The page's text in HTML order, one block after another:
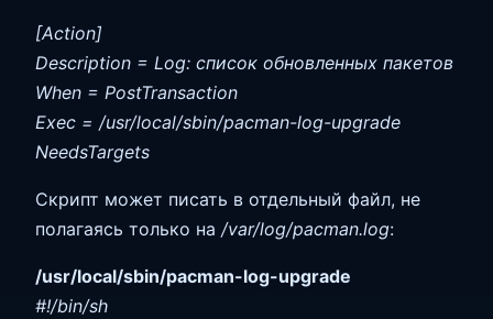
[Action]
Description = Log: список обновленных пакетов
When = PostTransaction
Exec = /usr/local/sbin/pacman-log-upgrade
NeedsTargets
Скрипт может писать в отдельный файл, не
полагаясь только на /var/log/pacman.log:
/usr/local/sbin/pacman-log-upgrade
#!/bin/sh